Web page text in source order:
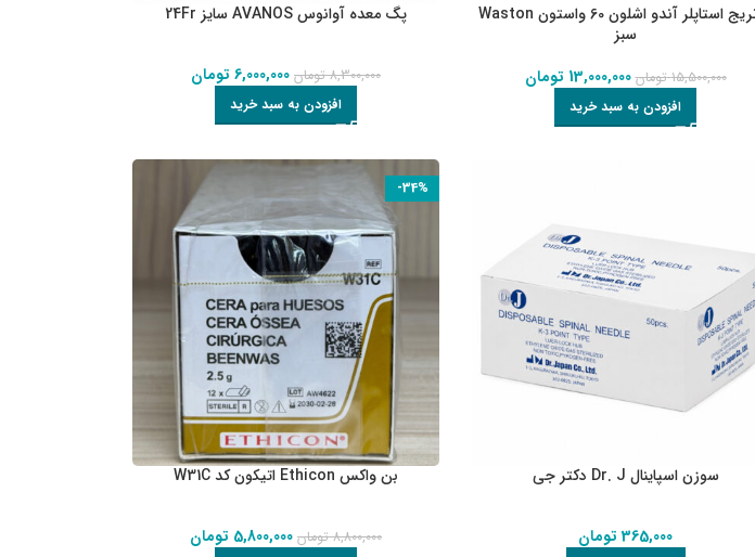
کارتریج استاپلر آندو اشلون 60 واستون Waston
سبز
15,500,000 تومان 13,000,000 تومان
افزودن به سبد خرید
پگ معده آوانوس AVANOS سایز 24Fr
8,300,000 تومان 6,000,000 تومان
افزودن به سبد خرید
سوزن اسپاینال Dr. J دکتر جی
365,000 تومان
-34%
بن واکس Ethicon اتیکون کد W31C
8,800,000 تومان 5,800,000 تومان